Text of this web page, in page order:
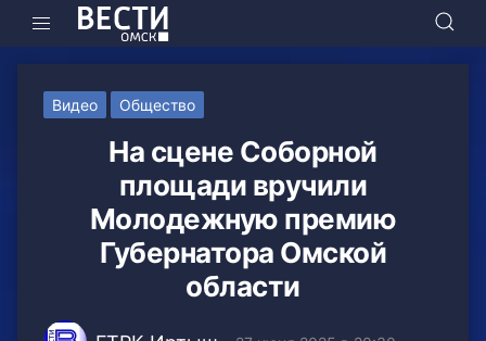
Видео Общество
На сцене Соборной
площади вручили
Молодежную премию
Губернатора Омской
области